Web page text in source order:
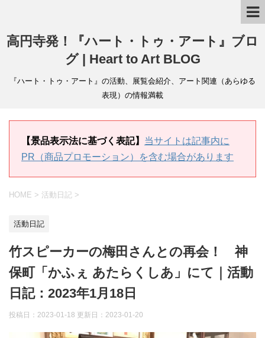
高円寺発！『ハート・トゥ・アート』ブロ
グ | Heart to Art BLOG
『ハート・トゥ・アート』の活動、展覧会紹介、アート関連（あらゆる
表現）の情報満載
【景品表示法に基づく表記】 当サイトは記事内に
PR（商品プロモーション）を含む場合があります
HOME > 活動日記 >
活動日記
竹スピーカーの梅田さんとの再会！ 神
保町「かふぇ あたらくしあ」にて｜活動
日記：2023年1月18日
投稿日：2023-01-18 更新日： 2023-01-20